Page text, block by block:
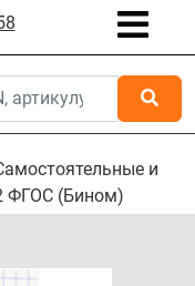
и
ФГОС (Бином)